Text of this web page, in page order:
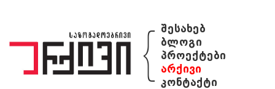
{ შესახებ
ბლოგი
პროექტები
არქივი
კონტაქტი